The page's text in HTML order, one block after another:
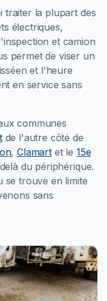
traiter la plupart des
électriques,
et camion
permet de viser un
et l'heure
en service sans
communes
de l'autre côté de
,Clamart et le 15e
du périphérique.
se trouve en limite
sans